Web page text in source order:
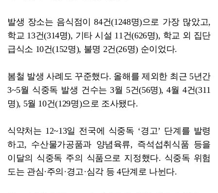
발생 장소는 음식점이 84건(1248명)으로 가장 많았고,
학교 13건(314명), 기타 시설 11건(626명), 학교 외 집단
급식소 10건(152명), 불명 2건(26명) 순이었다.
봄철 발생 사례도 꾸준했다. 올해를 제외한 최근 5년간
3~5월 식중독 발생 건수는 3월 5건(56명), 4월 4건(311
명), 5월 10건(129명)으로 조사됐다.
식약처는 12~13일 전국에 식중독 ‘경고’ 단계를 발령
하고, 수산물가공품과 양념육류, 즉석섭취식품 등을
이달의 식중독 주의 식품으로 지정했다. 식중독 위험
도는 관심·주의·경고·심각 등 4단계로 나뉜다.